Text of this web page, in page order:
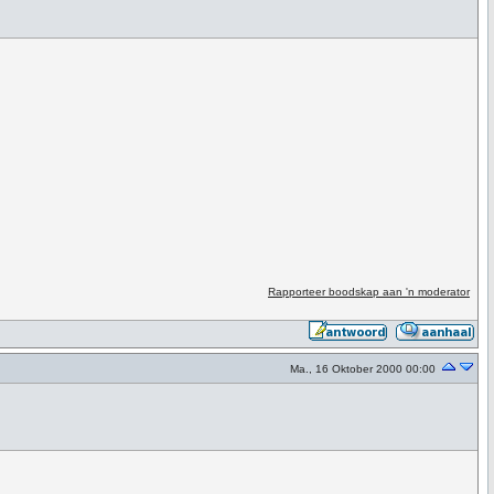
Rapporteer boodskap aan 'n moderator
Ma., 16 Oktober 2000 00:00